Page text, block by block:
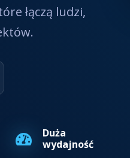
łączą ludzi,
Duża
wydajność